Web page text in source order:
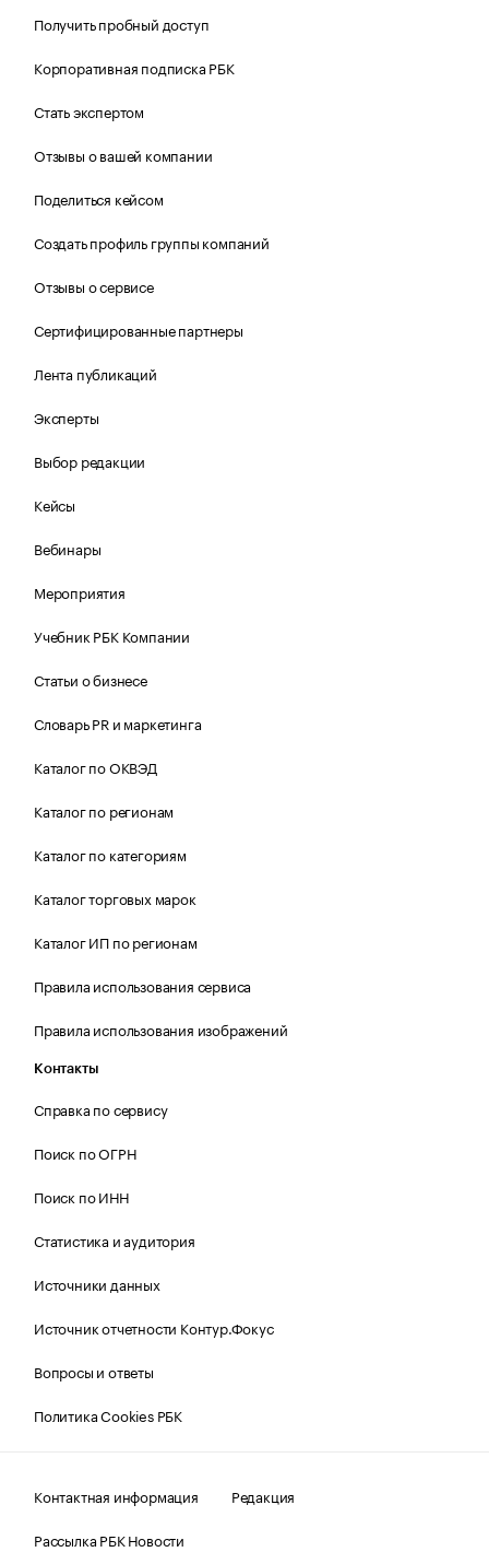
Получить пробный доступ
Корпоративная подписка РБК
Стать экспертом
Отзывы о вашей компании
Поделиться кейсом
Создать профиль группы компаний
Отзывы о сервисе
Сертифицированные партнеры
Лента публикаций
Эксперты
Выбор редакции
Кейсы
Вебинары
Мероприятия
Учебник РБК Компании
Статьи о бизнесе
Словарь PR и маркетинга
Каталог по ОКВЭД
Каталог по регионам
Каталог по категориям
Каталог торговых марок
Каталог ИП по регионам
Правила использования сервиса
Правила использования изображений
Контакты
Справка по сервису
Поиск по ОГРН
Поиск по ИНН
Статистика и аудитория
Источники данных
Источник отчетности Контур.Фокус
Вопросы и ответы
Политика Cookies РБК
Контактная информация
Редакция
Рассылка РБК Новости